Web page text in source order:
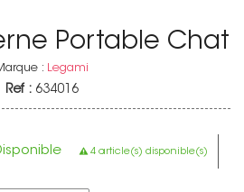
Portable Chat
: Legami
Ref : 634016
4 article(s) disponible(s)